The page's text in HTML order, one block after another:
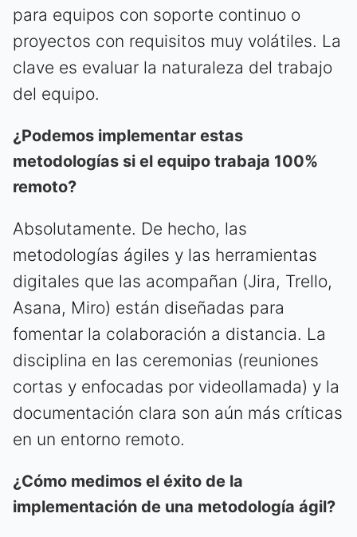
para equipos con soporte continuo o
proyectos con requisitos muy volátiles. La
clave es evaluar la naturaleza del trabajo
del equipo.
¿Podemos implementar estas
metodologías si el equipo trabaja 100%
remoto?
Absolutamente. De hecho, las
metodologías ágiles y las herramientas
digitales que las acompañan (Jira, Trello,
Asana, Miro) están diseñadas para
fomentar la colaboración a distancia. La
disciplina en las ceremonias (reuniones
cortas y enfocadas por videollamada) y la
documentación clara son aún más críticas
en un entorno remoto.
¿Cómo medimos el éxito de la
implementación de una metodología ágil?